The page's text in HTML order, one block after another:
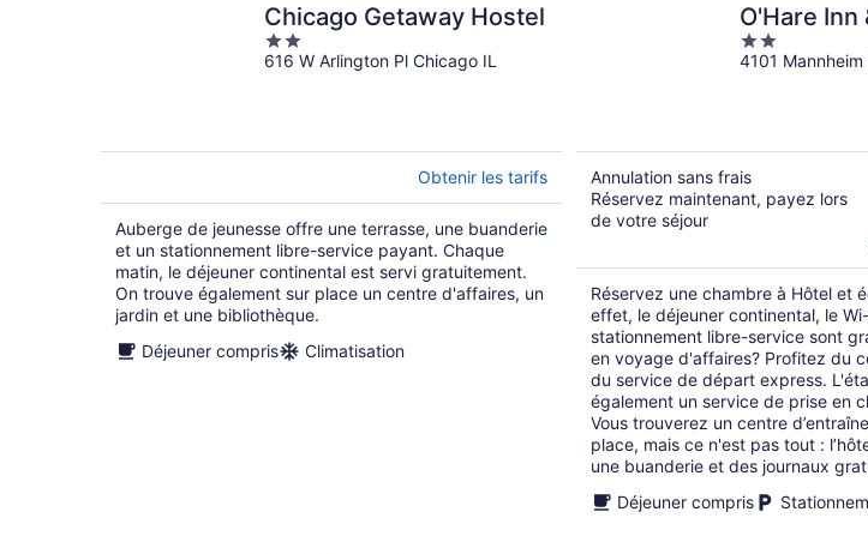
Chicago Getaway Hostel
2
out
616 W Arlington Pl Chicago IL
Obtenir les tarifs
Auberge de jeunesse offre une terrasse, une buanderie
et un stationnement libre-service payant. Chaque
matin, le déjeuner continental est servi gratuitement.
On trouve également sur place un centre d'affaires, un
jardin et une bibliothèque.
Déjeuner compris
Climatisation
O'Hare Inn
2
out
4101 Mannheim
Annulation sans frais
Réservez maintenant, payez lors
de votre séjour
Réservez une chambre à Hôtel et
effet, le déjeuner continental, le
stationnement libre-service sont
en voyage d'affaires? Profitez du
du service de départ express.
également un service de prise en
Vous trouverez un centre
place, mais ce n'est pas tout :
une buanderie et des journaux
Déjeuner compris